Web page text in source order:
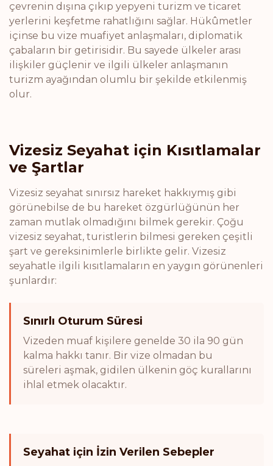
çevrenin dışına çıkıp yepyeni turizm ve ticaret
yerlerini keşfetme rahatlığını sağlar. Hükûmetler
içinse bu vize muafiyet anlaşmaları, diplomatik
çabaların bir getirisidir. Bu sayede ülkeler arası
ilişkiler güçlenir ve ilgili ülkeler anlaşmanın
turizm ayağından olumlu bir şekilde etkilenmiş
olur.
Vizesiz Seyahat için Kısıtlamalar
ve Şartlar
Vizesiz seyahat sınırsız hareket hakkıymış gibi
görünebilse de bu hareket özgürlüğünün her
zaman mutlak olmadığını bilmek gerekir. Çoğu
vizesiz seyahat, turistlerin bilmesi gereken çeşitli
şart ve gereksinimlerle birlikte gelir. Vizesiz
seyahatle ilgili kısıtlamaların en yaygın görünenleri
şunlardır:
Sınırlı Oturum Süresi
Vizeden muaf kişilere genelde 30 ila 90 gün
kalma hakkı tanır. Bir vize olmadan bu
süreleri aşmak, gidilen ülkenin göç kurallarını
ihlal etmek olacaktır.
Seyahat için İzin Verilen Sebepler